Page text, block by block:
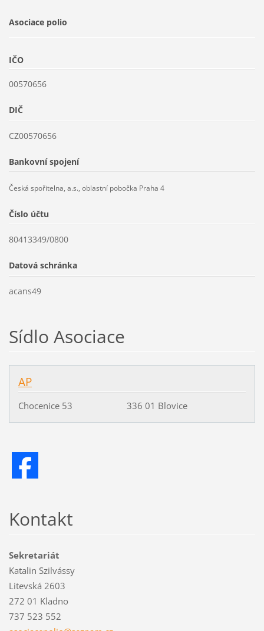
Asociace polio
IČO
00570656
DIČ
CZ00570656
Bankovní spojení
Česká spořitelna, a.s., oblastní pobočka Praha 4
Číslo účtu
80413349/0800
Datová schránka
acans49
Sídlo Asociace
AP
Chocenice 53 336 01 Blovice
Kontakt
Sekretariát
Katalin Szilvássy
Litevská 2603
272 01 Kladno
737 523 552